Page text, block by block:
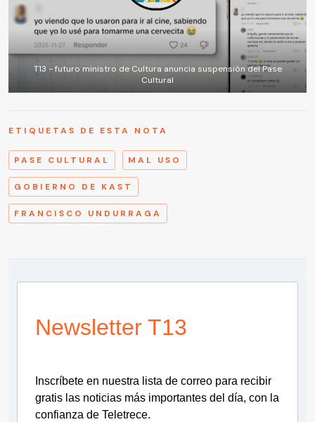
T13 - futuro ministro de Cultura anuncia suspensión del Pase
Cultural
ETIQUETAS DE ESTA NOTA
PASE CULTURAL MAL USO
GOBIERNO DE KAST
FRANCISCO UNDURRAGA
Newsletter T13
Inscríbete en nuestra lista de correo para recibir
gratis las noticias más importantes del día, con la
confianza de Teletrece.